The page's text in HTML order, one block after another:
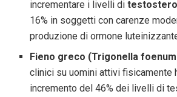
incrementare i livelli di
16% in soggetti con carenze
produzione di ormone
Fieno greco (Trigonella
clinici su uomini attivi fisicamente
incremento del 46% dei livelli di